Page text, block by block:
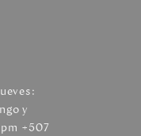
y
+507